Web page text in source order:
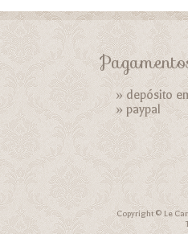
» depósito
» paypal
Copyright © Le